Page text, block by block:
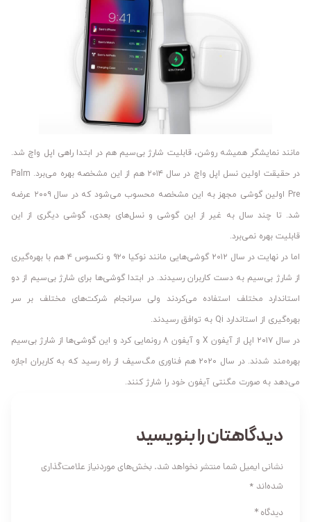
مانند نمایشگر همیشه روشن، قابلیت شارژ بی‌سیم هم در ابتدا راهی اپل واچ شد.
در حقیقت اولین نسل اپل واچ در سال ۲۰۱۴ هم از این مشخصه بهره می‌برد. Palm
Pre اولین گوشی مجهز به این مشخصه محسوب می‌شود که در سال ۲۰۰۹ عرضه
شد. تا چند سال به غیر از این گوشی و نسل‌های بعدی، گوشی دیگری از این
قابلیت بهره نمی‌برد.
اما در نهایت در سال ۲۰۱۲ گوشی‌هایی مانند نوکیا ۹۲۰ و نکسوس ۴ هم با بهره‌گیری
از شارژ بی‌سیم به دست کاربران رسیدند. در ابتدا گوشی‌ها برای شارژ بی‌سیم از دو
استاندارد مختلف استفاده می‌کردند ولی سرانجام شرکت‌های مختلف بر سر
بهره‌گیری از استاندارد Qi به توافق رسیدند.
در سال ۲۰۱۷ اپل از آیفون X و آیفون ۸ رونمایی کرد و این گوشی‌ها از شارژ بی‌سیم
بهره‌مند شدند. در سال ۲۰۲۰ هم فناوری مگ‌سیف از راه رسید که به کاربران اجازه
می‌دهد به صورت مگنتی آیفون خود را شارژ کنند.
دیدگاهتان را بنویسید
نشانی ایمیل شما منتشر نخواهد شد. بخش‌های موردنیاز علامت‌گذاری
شده‌اند *
دیدگاه *